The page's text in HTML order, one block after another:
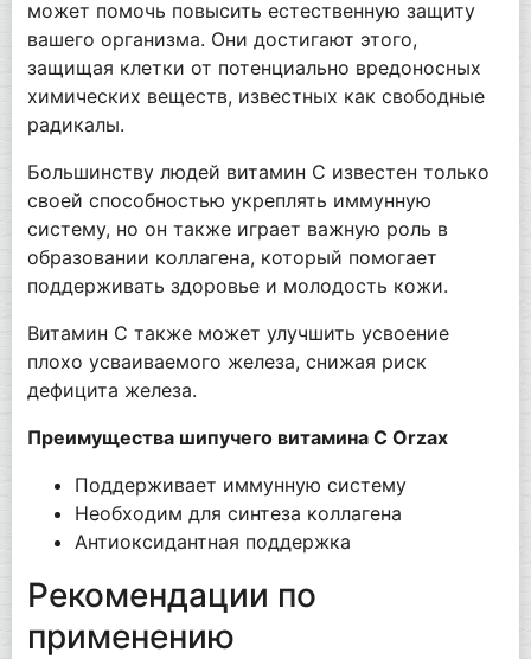
может помочь повысить естественную защиту
вашего организма. Они достигают этого,
защищая клетки от потенциально вредоносных
химических веществ, известных как свободные
радикалы.
Большинству людей витамин С известен только
своей способностью укреплять иммунную
систему, но он также играет важную роль в
образовании коллагена, который помогает
поддерживать здоровье и молодость кожи.
Витамин С также может улучшить усвоение
плохо усваиваемого железа, снижая риск
дефицита железа.
Преимущества шипучего витамина С Orzax
Поддерживает иммунную систему
Необходим для синтеза коллагена
Антиоксидантная поддержка
Рекомендации по
применению